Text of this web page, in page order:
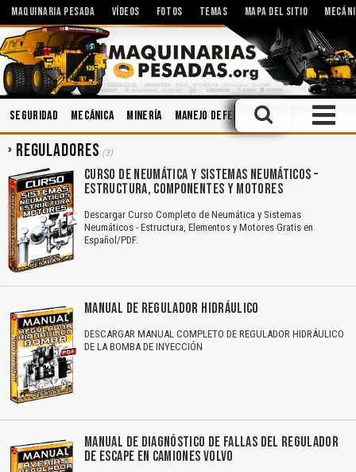
MAQUINARIA PESADA VÍDEOS FOTOS TEMAS MAPA DEL SITIO
Seguridad Mecánica Minería Manejo Defensivo Operación
REGULADORES (3)
CURSO DE NEUMÁTICA Y SISTEMAS NEUMÁTICOS –
ESTRUCTURA, COMPONENTES Y MOTORES
Descargar Curso Completo de Neumática y Sistemas
Neumáticos - Estructura, Elementos y Motores Gratis en
Español/PDF.
MANUAL DE REGULADOR HIDRÁULICO
DESCARGAR MANUAL COMPLETO DE REGULADOR HIDRÁULICO
DE LA BOMBA DE INYECCIÓN
MANUAL DE DIAGNÓSTICO DE FALLAS DEL REGULADOR
DE ESCAPE EN CAMIONES VOLVO